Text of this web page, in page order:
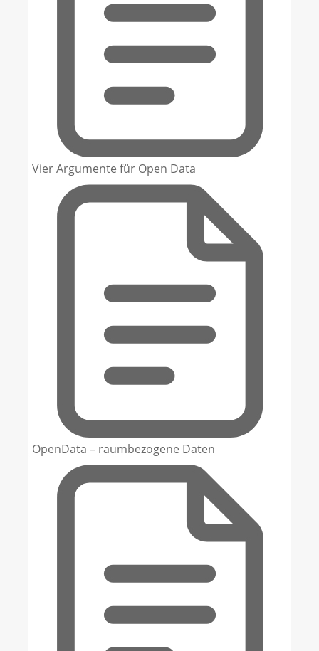
Vier Argumente für Open Data
OpenData – raumbezogene Daten